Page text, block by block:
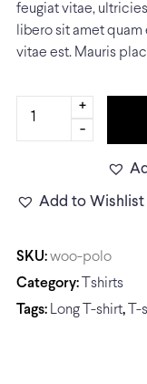
based
feugiat vitae,
libero sit amet
vitae est. Mauris
-
quantity
+
Add to Wishlist
SKU: woo-polo
Category:
Tshirts
Tags:
Long T-shirt,